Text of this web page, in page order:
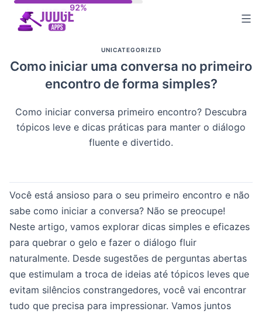
UNICATEGORIZED
Como iniciar uma conversa no primeiro
encontro de forma simples?
Como iniciar conversa primeiro encontro? Descubra
tópicos leve e dicas práticas para manter o diálogo
fluente e divertido.
Você está ansioso para o seu primeiro encontro e não
sabe como iniciar a conversa? Não se preocupe!
Neste artigo, vamos explorar dicas simples e eficazes
para quebrar o gelo e fazer o diálogo fluir
naturalmente. Desde sugestões de perguntas abertas
que estimulam a troca de ideias até tópicos leves que
evitam silêncios constrangedores, você vai encontrar
tudo que precisa para impressionar. Vamos juntos